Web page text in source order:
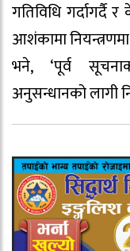
गतिविधि
आशंकामा
भने, ‘पूर्व
अनुसन्धानको लागी